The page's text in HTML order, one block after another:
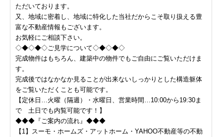
ただいております。
又、地域に密着し、地域に特化した当社だからこそ取り扱える豊
富な不動産情報もございます。
お気軽にご相談下さい。
◇◆◇◆◇ご見学について◇◆◇◆◇
完成物件はもちろん、建築中の物件でもご自由にご覧いただけま
す。
完成後ではなかなか見ることが出来ないしっかりとした構造躯体
をご覧いただくことも可能です。
【定休日…火曜（隔週）・水曜日、営業時間…10:00から19:30ま
で 土日でも内覧可能です！】
◆◆◆『ご案内の流れ』◆◆◆
【1】スーモ・ホームズ・アットホーム・YAHOO不動産等の不動